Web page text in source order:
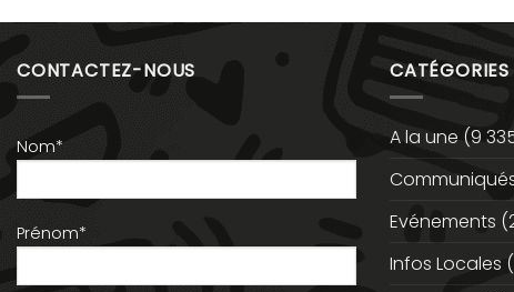
CONTACTEZ-NOUS
Nom*
Prénom*
CATÉGORIES
A la une (9
Evénements
Infos Locales